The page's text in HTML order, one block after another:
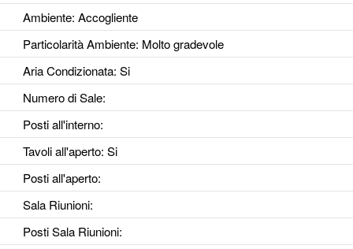
Ambiente: Accogliente
Particolarità Ambiente: Molto gradevole
Aria Condizionata: Si
Numero di Sale:
Posti all'interno:
Tavoli all'aperto: Si
Posti all'aperto:
Sala Riunioni:
Posti Sala Riunioni: